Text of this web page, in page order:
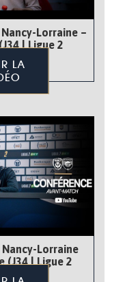
Lorraine –
| Ligue 2
LA
Lorraine
(J34 | Ligue 2